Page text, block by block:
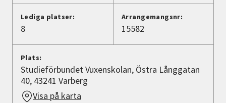
Lediga platser:
8
Arrangemangsnr:
15582
Plats:
Studieförbundet Vuxenskolan, Östra Långgatan
40, 43241 Varberg
Visa på karta